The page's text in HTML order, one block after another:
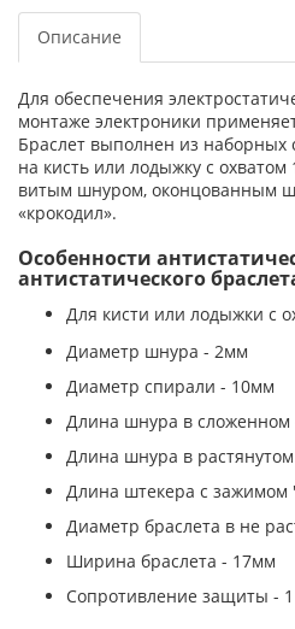
Описание
Для обеспечения
монтаже электроники
Браслет выполнен из наборных
на кисть или лодыжку с охватом
витым шнуром, оконцованным
«крокодил».
Особенности
антистатического
Для кисти или лодыжки с
Диаметр шнура - 2мм
Диаметр спирали - 10мм
Длина шнура в сложенном
Длина шнура в
Длина штекера с зажимом
Диаметр браслета в не
Ширина браслета - 17мм
Сопротивление защиты -